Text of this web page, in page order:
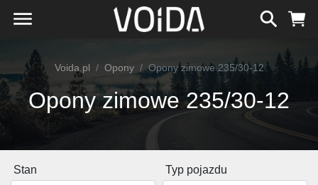
Voida.pl Opony Opony zimowe 235/30-12
Opony zimowe 235/30-12
Stan
Typ pojazdu